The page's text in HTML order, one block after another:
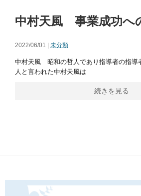
中村天風 事業成功へ
2022/06/01 | 未分類
中村天風 昭和の哲人であり指導者の指導
人と言われた中村天風は
続きを見る